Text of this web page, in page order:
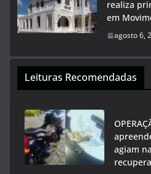
realiza
em
agosto 6,
Leituras Recomendadas
agiam